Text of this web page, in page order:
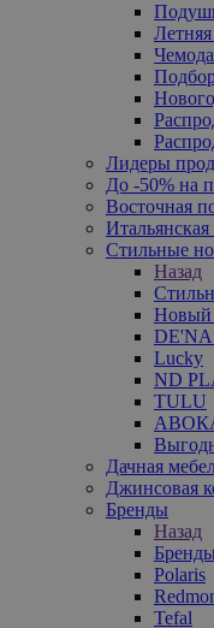
Лидеры
До -50% на
Восточная
Итальянская
Стильные
Назад
Новый
Lucky
ND
TULU
Дачная
Джинсовая
Бренды
Назад
Бренды
Polaris
Tefal